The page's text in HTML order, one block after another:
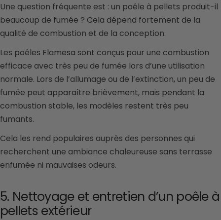
Une question fréquente est : un poêle à pellets produit-il
beaucoup de fumée ? Cela dépend fortement de la
qualité de combustion et de la conception.
Les poêles Flamesa sont conçus pour une combustion
efficace avec très peu de fumée lors d’une utilisation
normale. Lors de l’allumage ou de l’extinction, un peu de
fumée peut apparaître brièvement, mais pendant la
combustion stable, les modèles restent très peu
fumants.
Cela les rend populaires auprès des personnes qui
recherchent une ambiance chaleureuse sans terrasse
enfumée ni mauvaises odeurs.
5. Nettoyage et entretien d’un poêle à
pellets extérieur